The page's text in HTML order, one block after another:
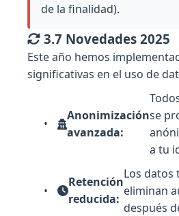
de la finalidad).
3.7 Novedades 2025
Este año hemos
significativas en el uso de
Anonimización
avanzada:
se
a tu
Retención
reducida:
Los datos
eliminan
después